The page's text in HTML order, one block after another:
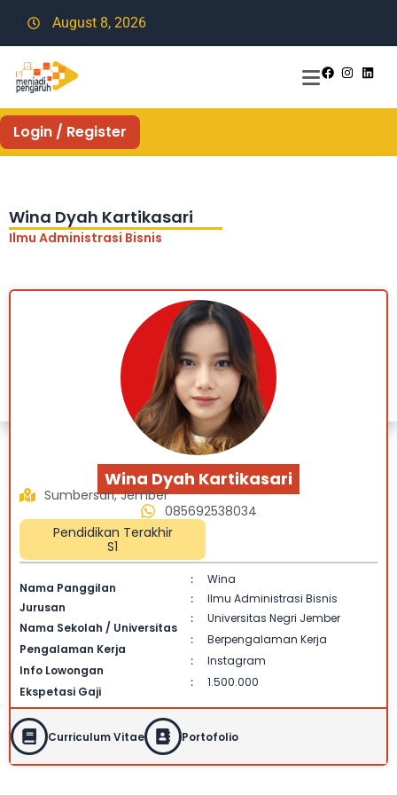
August 8, 2026
Login / Register
Wina Dyah Kartikasari
Ilmu Administrasi Bisnis
Wina Dyah Kartikasari
Pendidikan Terakhir
S1
085692538034
Sumbersari, Jember
Nama Panggilan
:
Wina
Jurusan
:
Ilmu Administrasi Bisnis
Nama Sekolah / Universitas
: Universitas Negri Jember
Pengalaman Kerja
: Berpengalaman Kerja
Info Lowongan
: Instagram
Ekspetasi Gaji
: 1.500.000
Curriculum Vitae Portofolio